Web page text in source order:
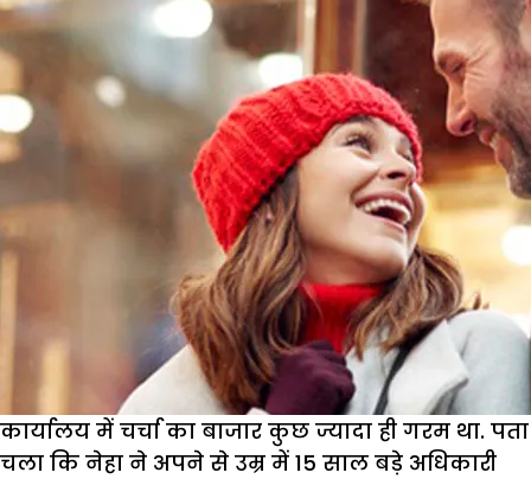
कार्यालय में चर्चा का बाजार कुछ ज्यादा ही गरम था. पता
चला कि नेहा ने अपने से उम्र में 15 साल बड़े अधिकारी